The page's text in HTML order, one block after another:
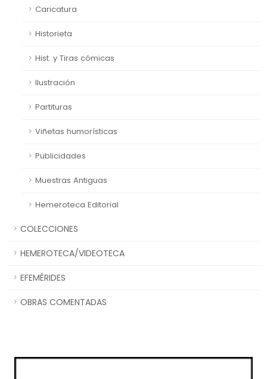
Caricatura
Historieta
Hist. y Tiras cómicas
Ilustración
Partituras
Viñetas humorísticas
Publicidades
Muestras Antiguas
Hemeroteca Editorial
COLECCIONES
HEMEROTECA/VIDEOTECA
EFEMÉRIDES
OBRAS COMENTADAS